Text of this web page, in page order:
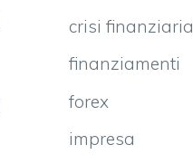
crisi finanziaria
finanziamenti
forex
impresa